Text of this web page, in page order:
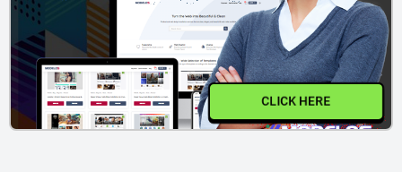
CLICK HERE